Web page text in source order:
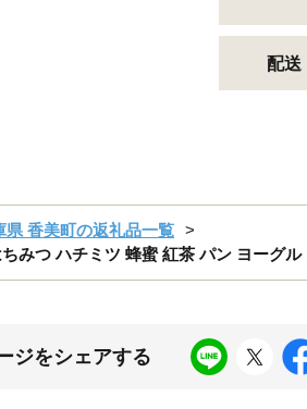
配送
県 香美町の返礼品一覧
みつ ハチミツ 蜂蜜 紅茶 パン ヨーグ
ジをシェアする